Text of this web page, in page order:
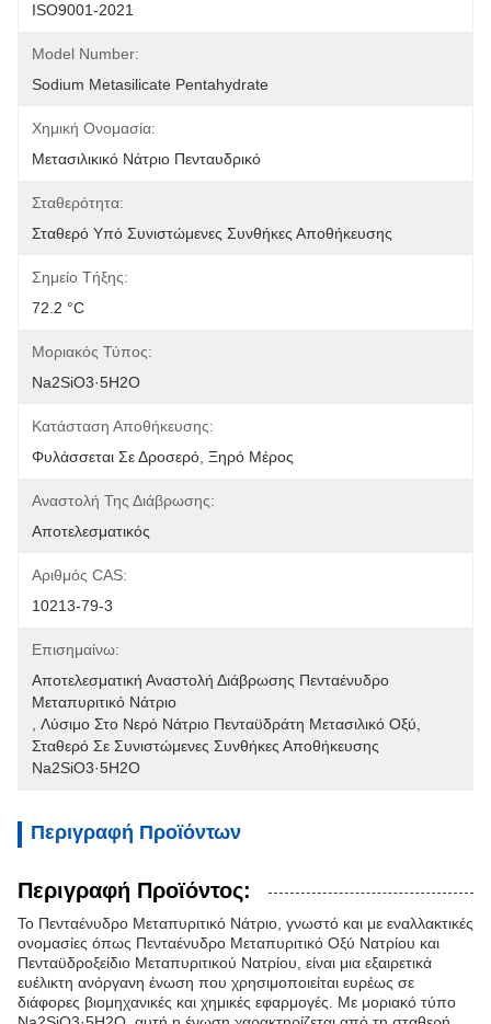
ISO9001-2021
Model Number:
Sodium Metasilicate Pentahydrate
Χημική Ονομασία:
Μετασιλικικό Νάτριο Πενταυδρικό
Σταθερότητα:
Σταθερό Υπό Συνιστώμενες Συνθήκες Αποθήκευσης
Σημείο Τήξης:
72.2 °C
Μοριακός Τύπος:
Na2SiO3·5H2O
Κατάσταση Αποθήκευσης:
Φυλάσσεται Σε Δροσερό, Ξηρό Μέρος
Αναστολή Της Διάβρωσης:
Αποτελεσματικός
Αριθμός CAS:
10213-79-3
Επισημαίνω:
Αποτελεσματική Αναστολή Διάβρωσης Πενταένυδρο
Μεταπυριτικό Νάτριο
Λύσιμο Στο Νερό Νάτριο Πενταϋδράτη Μετασιλικό Οξύ
Σταθερό Σε Συνιστώμενες Συνθήκες Αποθήκευσης
Na2SiO3·5H2O
Περιγραφή Προϊόντων
Περιγραφή Προϊόντος:
Το Πενταένυδρο Μεταπυριτικό Νάτριο, γνωστό και με εναλλακτικές
ονομασίες όπως Πενταένυδρο Μεταπυριτικό Οξύ Νατρίου και
Πενταϋδροξείδιο Μεταπυριτικού Νατρίου, είναι μια εξαιρετικά
ευέλικτη ανόργανη ένωση που χρησιμοποιείται ευρέως σε
διάφορες βιομηχανικές και χημικές εφαρμογές. Με μοριακό τύπο